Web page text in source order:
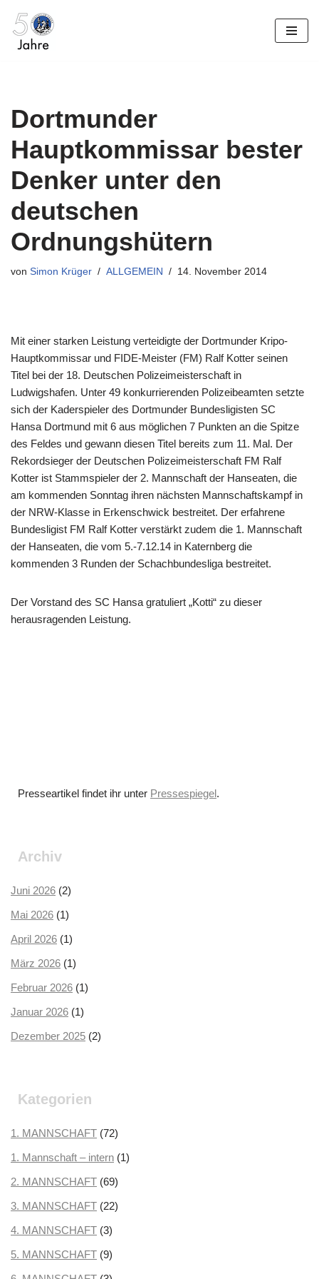
Zum
Dortmunder
Hauptkommissar bester
Denker unter den
deutschen
Ordnungshütern
von Simon Krüger ALLGEMEIN 14. November 2014
Mit einer starken Leistung verteidigte der Dortmunder Kripo-
Hauptkommissar und FIDE-Meister (FM) Ralf Kotter seinen
Titel bei der 18. Deutschen Polizeimeisterschaft in
Ludwigshafen. Unter 49 konkurrierenden Polizeibeamten setzte
sich der Kaderspieler des Dortmunder Bundesligisten SC
Hansa Dortmund mit 6 aus möglichen 7 Punkten an die Spitze
des Feldes und gewann diesen Titel bereits zum 11. Mal. Der
Rekordsieger der Deutschen Polizeimeisterschaft FM Ralf
Kotter ist Stammspieler der 2. Mannschaft der Hanseaten, die
am kommenden Sonntag ihren nächsten Mannschaftskampf in
der NRW-Klasse in Erkenschwick bestreitet. Der erfahrene
Bundesligist FM Ralf Kotter verstärkt zudem die 1. Mannschaft
der Hanseaten, die vom 5.-7.12.14 in Katernberg die
kommenden 3 Runden der Schachbundesliga bestreitet.
Der Vorstand des SC Hansa gratuliert „Kotti“ zu dieser
herausragenden Leistung.
Presseartikel findet ihr unter Pressespiegel.
Archiv
Juni 2026 (2)
Mai 2026 (1)
April 2026 (1)
März 2026 (1)
Februar 2026 (1)
Januar 2026 (1)
Dezember 2025 (2)
August 2025
Juli 2025(3)
Juni 2025(1)
Mai 2025(1)
April 2025(3)
März 2025(3)
Februar 2025(2)
Kategorien
1. MANNSCHAFT (72)
1. Mannschaft – intern (1)
2. MANNSCHAFT (69)
3. MANNSCHAFT (22)
4. MANNSCHAFT (3)
5. MANNSCHAFT (9)